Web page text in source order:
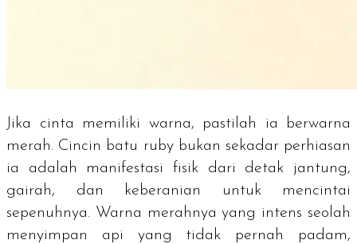
Jika cinta memiliki warna, pastilah ia berwarna
merah. Cincin batu ruby bukan sekadar perhiasan
ia adalah manifestasi fisik dari detak jantung,
gairah, dan keberanian untuk mencintai
sepenuhnya. Warna merahnya yang intens seolah
menyimpan api yang tidak pernah padam,